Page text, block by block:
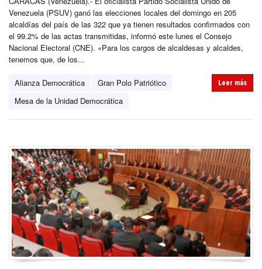
Venezuela (PSUV) ganó las elecciones locales del domingo en 205
alcaldías del país de las 322 que ya tienen resultados confirmados con
el 99.2% de las actas transmitidas, informó este lunes el Consejo
Nacional Electoral (CNE). «Para los cargos de alcaldesas y alcaldes,
tenemos que, de los...
Alianza Democrática
Gran Polo Patriótico
Mesa de la Unidad Democrática
Leer más